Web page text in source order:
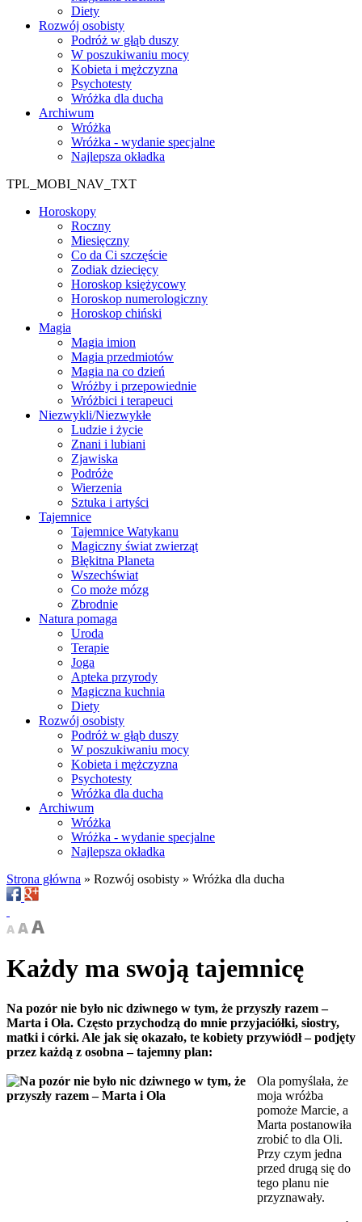
Diety
Rozwój osobisty
Podróż w głąb duszy
W poszukiwaniu mocy
Kobieta i mężczyzna
Psychotesty
Wróżka dla ducha
Archiwum
Wróżka
Wróżka - wydanie specjalne
Najlepsza okładka
TPL_MOBI_NAV_TXT
Horoskopy
Roczny
Miesięczny
Co da Ci szczęście
Zodiak dziecięcy
Horoskop księżycowy
Horoskop numerologiczny
Horoskop chiński
Magia
Magia imion
Magia przedmiotów
Magia na co dzień
Wróżby i przepowiednie
Wróżbici i terapeuci
Niezwykli/Niezwykłe
Ludzie i życie
Znani i lubiani
Zjawiska
Podróże
Wierzenia
Sztuka i artyści
Tajemnice
Tajemnice Watykanu
Magiczny świat zwierząt
Błękitna Planeta
Wszechświat
Co może mózg
Zbrodnie
Natura pomaga
Uroda
Terapie
Joga
Apteka przyrody
Magiczna kuchnia
Diety
Rozwój osobisty
Podróż w głąb duszy
W poszukiwaniu mocy
Kobieta i mężczyzna
Psychotesty
Wróżka dla ducha
Archiwum
Wróżka
Wróżka - wydanie specjalne
Najlepsza okładka
Strona główna » Rozwój osobisty » Wróżka dla ducha
Każdy ma swoją tajemnicę
Na pozór nie było nic dziwnego w tym, że przyszły razem –
Marta i Ola. Często przychodzą do mnie przyjaciółki, siostry,
matki i córki. Ale jak się okazało, te kobiety przywiódł – podjęty
przez każdą z osobna – tajemny plan:
Ola pomyślała, że
moja wróżba
pomoże Marcie, a
Marta postanowiła
zrobić to dla Oli.
Przy czym jedna
przed drugą się do
tego planu nie
przyznawały.